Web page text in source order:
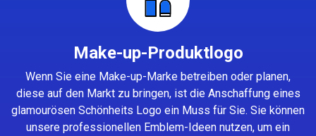
Make-up-Produktlogo
Wenn Sie eine Make-up-Marke betreiben oder planen,
diese auf den Markt zu bringen, ist die Anschaffung eines
glamourösen Schönheits Logo ein Muss für Sie. Sie können
unsere professionellen Emblem-Ideen nutzen, um ein